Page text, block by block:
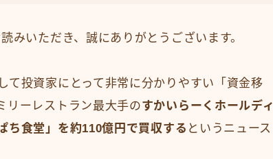
みいただき、誠にありがとうございます。
て投資家にとって非常に分かりやすい「資金移
リーレストラン最大手のすかいらーくホールディ
ち食堂」を約110億円で買収する というニュース